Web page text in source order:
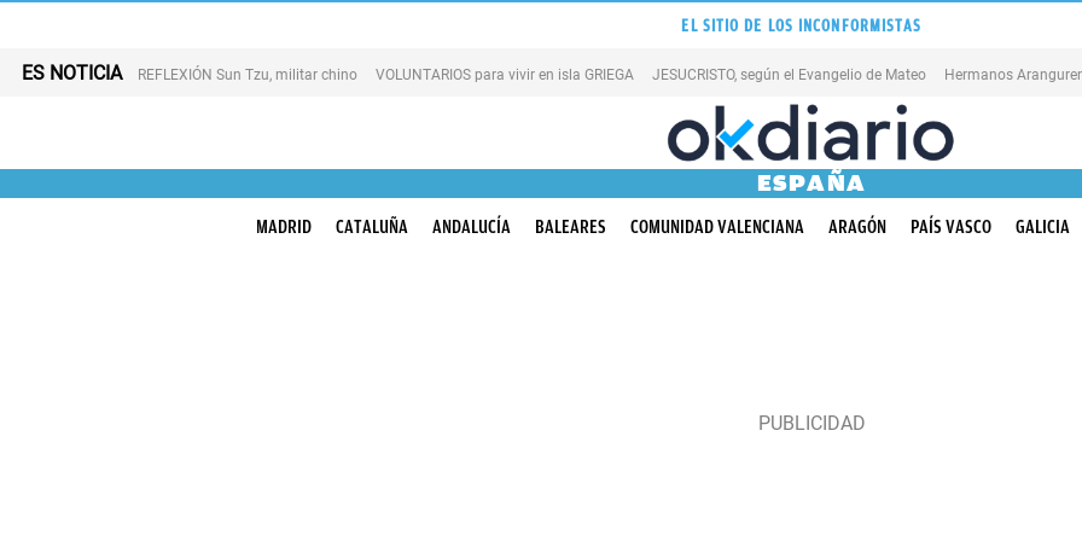
EL SITIO DE LOS INCONFORMISTAS
ES NOTICIA REFLEXIÓN Sun Tzu, militar chino VOLUNTARIOS para vivir en isla GRIEGA JESUCRISTO, según el Evangelio de Mateo Hermanos Aranguren
ESPAÑA
MADRID CATALUÑA ANDALUCÍA BALEARES COMUNIDAD VALENCIANA ARAGÓN PAÍS VASCO GALICIA